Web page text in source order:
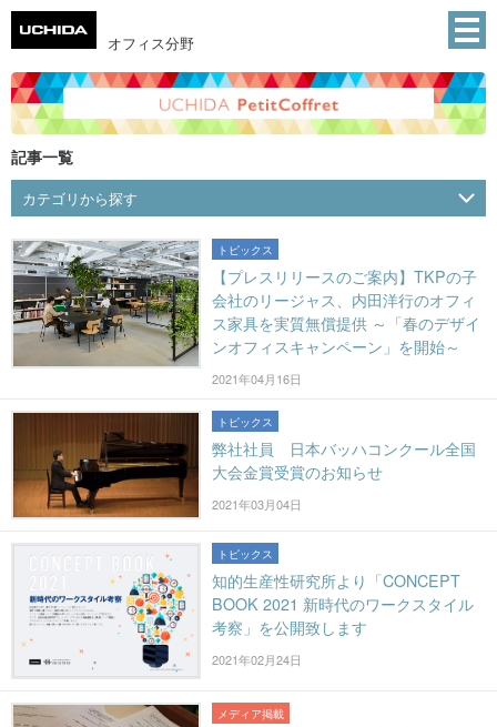
オフィス分野
記事一覧
カテゴリから探す
トピックス
【プレスリリースのご案内】TKPの子
会社のリージャス、内田洋行のオフィ
ス家具を実質無償提供 ～「春のデザイ
ンオフィスキャンペーン」を開始～
2021年04月16日
トピックス
弊社社員 日本バッハコンクール全国
大会金賞受賞のお知らせ
2021年03月04日
トピックス
知的生産性研究所より「CONCEPT
BOOK 2021 新時代のワークスタイル
考察」を公開致します
2021年02月24日
メディア掲載